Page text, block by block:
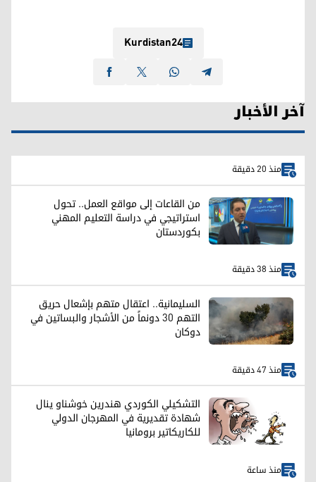
Kurdistan24
آخر الأخبار
منذ 20 دقيقة
من القاعات إلى مواقع العمل.. تحول
استراتيجي في دراسة التعليم المهني
بكوردستان
منذ 38 دقيقة
السليمانية.. اعتقال متهم بإشعال حريق
التهم 30 دونماً من الأشجار والبساتين في
دوكان
منذ 47 دقيقة
التشكيلي الكوردي هندرين خوشناو ينال
شهادة تقديرية في المهرجان الدولي
للكاريكاتير برومانيا
منذ ساعة